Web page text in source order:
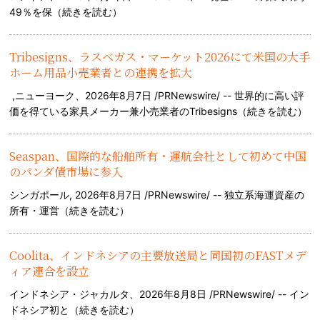
49％を保（続きを読む）
Tribesigns、ラスベガス・マーケット2026にて米国の大手
ホーム用品小売業者との連携を拡大
,ニューヨーク、2026年8月7日 /PRNewswire/ -- 世界的に高い評
価を得ている家具メーカー兼小売業者のTribesigns（続きを読む）
Seaspan、国際的な船舶所有・運航会社として初めて中国
のパンダ債市場に参入
シンガポール, 2026年8月7日 /PRNewswire/ -- 独立系海運資産の
所有・運営（続きを読む）
Coolita、インドネシアの主要放送局と同国初のFASTメデ
ィア連合を設立
インドネシア・ジャカルタ、2026年8月8日 /PRNewswire/ -- イン
ドネシア初と（続きを読む）